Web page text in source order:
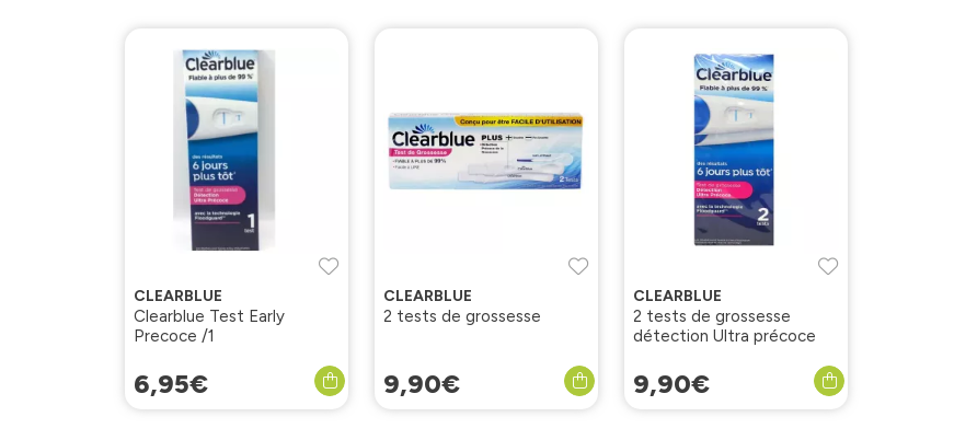
CLEARBLUE
Clearblue Test Early
Precoce /1
6,95€
CLEARBLUE
2 tests de grossesse
9,90€
CLEARBLUE
2 tests de grossesse
détection Ultra précoce
9,90€